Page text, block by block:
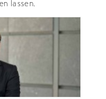
lassen.